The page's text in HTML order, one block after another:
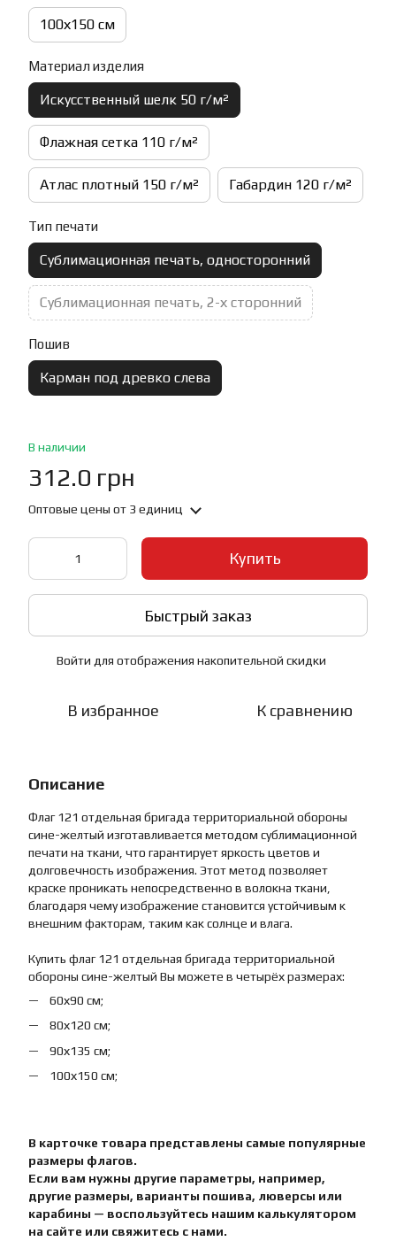
100х150 см
Материал изделия
Искусственный шелк 50 г/м²
Флажная сетка 110 г/м²
Атлас плотный 150 г/м² Габардин 120 г/м²
Тип печати
Сублимационная печать, односторонний
Сублимационная печать, 2-х сторонний
Пошив
Карман под древко слева
В наличии
312.0 грн
Оптовые цены от 3 единиц
Купить
Быстрый заказ
Войти для отображения накопительной скидки
В избранное К сравнению
Описание
Флаг 121 отдельная бригада территориальной обороны
сине-желтый изготавливается методом сублимационной
печати на ткани, что гарантирует яркость цветов и
долговечность изображения. Этот метод позволяет
краске проникать непосредственно в волокна ткани,
благодаря чему изображение становится устойчивым к
внешним факторам, таким как солнце и влага.
Купить флаг 121 отдельная бригада территориальной
обороны сине-желтый Вы можете в четырёх размерах:
60х90 см;
80х120 см;
90х135 см;
100х150 см;
В карточке товара представлены самые популярные
размеры флагов.
Если вам нужны другие параметры, например,
другие размеры, варианты пошива, люверсы или
карабины — воспользуйтесь нашим калькулятором
на сайте или свяжитесь с нами.